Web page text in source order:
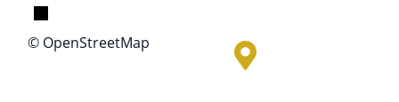
© OpenStreetMap